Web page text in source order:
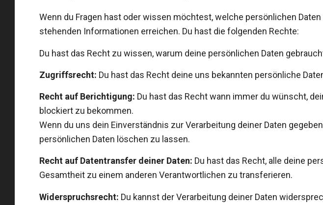
Wenn du Fragen hast oder wissen möchtest, welche persönlichen
stehenden Informationen erreichen. Du hast die folgenden Rechte:
Du hast das Recht zu wissen, warum deine persönlichen Daten
Zugriffsrecht: Du hast das Recht deine uns bekannten persönliche
Recht auf Berichtigung: Du hast das Recht wann immer du wünscht,
blockiert zu bekommen.
Wenn du uns dein Einverständnis zur Verarbeitung deiner Daten
persönlichen Daten löschen zu lassen.
Recht auf Datentransfer deiner Daten: Du hast das Recht, alle deine
Gesamtheit zu einem anderen Verantwortlichen zu transferieren.
Widerspruchsrecht: Du kannst der Verarbeitung deiner Daten